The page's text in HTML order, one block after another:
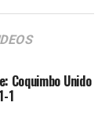
Coquimbo Unido
1